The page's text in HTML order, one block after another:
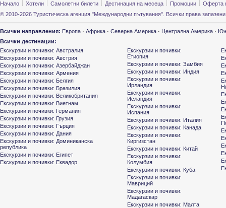
Начало Хотели Самолетни билети Дестинация на месеца Промоции
Оферта
© 2010-2026 Туристическа агенция "Международни пътувания". Всички права
Всички направления: Европа · Африка · Северна Америка · Централна Америка ·
Всички дестинации:
Екскурзии и почивки: Австралия
Екскурзии и почивки: Австрия
Екскурзии и почивки: Азербайджан
Екскурзии и почивки: Армения
Екскурзии и почивки: Белгия
Екскурзии и почивки: Бразилия
Екскурзии и почивки: Великобритания
Екскурзии и почивки: Виетнам
Екскурзии и почивки: Германия
Екскурзии и почивки: Грузия
Екскурзии и почивки: Гърция
Екскурзии и почивки: Дания
Екскурзии и почивки: Доминиканска
република
Екскурзии и почивки: Египет
Екскурзии и почивки: Еквадор
Екскурзии и почивки:
Етиопия
Екскурзии и почивки: Замбия
Екскурзии и почивки: Индия
Екскурзии и почивки:
Ирландия
Екскурзии и почивки:
Исландия
Екскурзии и почивки:
Испания
Екскурзии и почивки: Италия
Екскурзии и почивки: Канада
Екскурзии и почивки:
Киргизстан
Екскурзии и почивки: Китай
Екскурзии и почивки:
Колумбия
Екскурзии и почивки: Куба
Екскурзии и почивки:
Мавриций
Екскурзии и почивки:
Мадагаскар
Екскурзии и почивки: Малта